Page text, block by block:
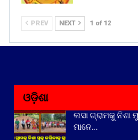
PREV NEXT 1 of 12
ଓଡ଼ିଶା
ଲସା ଗ୍ରାମକୁ ନିଶା
ମାନେ…